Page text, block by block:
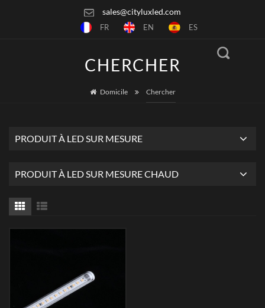
sales@cityluxled.com
FR EN ES
CHERCHER
Domicile Chercher
PRODUIT À LED SUR MESURE
PRODUIT À LED SUR MESURE CHAUD